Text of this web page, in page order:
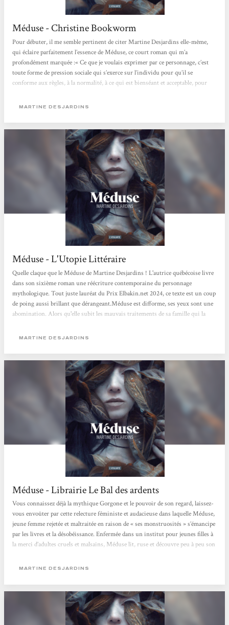
Méduse - Christine Bookworm
Pour débuter, il me semble pertinent de citer Martine Desjardins elle-même,
qui éclaire parfaitement l’essence de Méduse, ce court roman qui m’a
profondément marquée :« Ce que je voulais exprimer par ce personnage, c’est
toute forme de pression sociale qui s’exerce sur l’individu pour qu’il se
conforme aux règles, à la normalité, à ce qui est bienséant et acceptable, pour
peut pas y répondre et qu’il est écarté ? »Ce roman se distingue...
MARTINE DESJARDINS
Méduse - L'Utopie Littéraire
Quelle claque que le Méduse de Martine Desjardins ! L'autrice québécoise livre
dans son sixième roman une réécriture contemporaine du personnage
mythologique. Tout juste lauréat du Prix Elbakin.net 2024, ce texte est un coup
de poing aussi brillant que dérangeant.Méduse est difforme, ses yeux sont une
abomination. Alors qu'elle subit les mauvais traitements de sa famille qui la
par être abandonnée par ses parents dans un institut isolé...Méduse interroge la
MARTINE DESJARDINS
Méduse - Librairie Le Bal des ardents
Vous connaissez déjà la mythique Gorgone et le pouvoir de son regard, laissez-
vous envoûter par cette relecture féministe et audacieuse dans laquelle Méduse,
jeune femme rejetée et maltraitée en raison de « ses monstruosités » s’émancipe
par les livres et la désobéissance. Enfermée dans un institut pour jeunes filles à
la merci d’adultes cruels et malsains, Méduse lit, ruse et découvre peu à peu son
flirte avec l’horreur, Martine Desjardins nous fascine avec ce récit...
MARTINE DESJARDINS